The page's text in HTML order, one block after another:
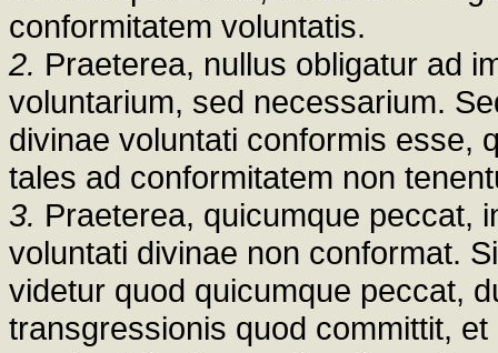
conformitatem voluntatis.
2. Praeterea, nullus obligatur ad
voluntarium, sed necessarium.
divinae voluntati conformis esse,
tales ad conformitatem non
3. Praeterea, quicumque peccat,
voluntati divinae non conformat.
videtur quod quicumque peccat,
transgressionis quod committit,